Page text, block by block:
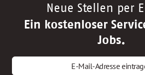
Neue Stellen per
Ein kostenloser
Jobs.
E-Mail-Adresse